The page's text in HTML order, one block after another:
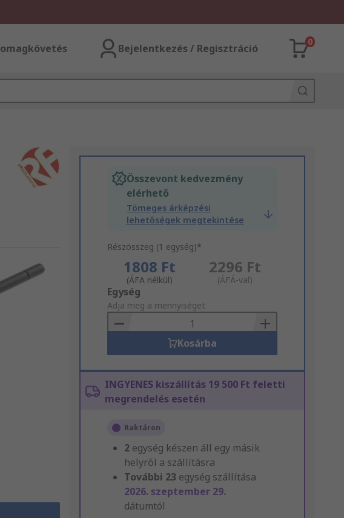
Bejelentkezés / Regisztráció
0
Összevont kedvezmény
elérhető
Tömeges árképzési
lehetőségek megtekintése
Részösszeg (1 egység)*
1808 Ft
(ÁFA nélkül)
2296 Ft
(ÁFÁ-val)
Add
to
Basket
Egység
Adja meg a mennyiséget
Kosárba
INGYENES kiszállítás 19 500 Ft feletti
megrendelés esetén
Raktáron
2 egység készen áll egy másik
helyről a szállításra
További 23 egység szállítása
2026. szeptember 29.
dátumtól